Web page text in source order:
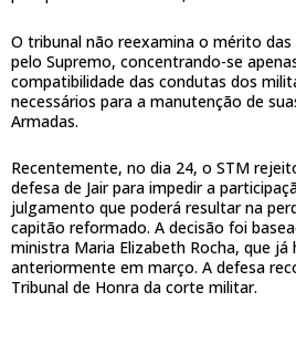
O tribunal não reexamina o mérito
pelo Supremo, concentrando-se
compatibilidade das condutas dos
necessários para a manutenção de
Armadas.
Recentemente, no dia 24, o STM
defesa de Jair para impedir a
julgamento que poderá resultar na
capitão reformado. A decisão foi
ministra Maria Elizabeth Rocha, que já
anteriormente em março. A defesa
Tribunal de Honra da corte militar.